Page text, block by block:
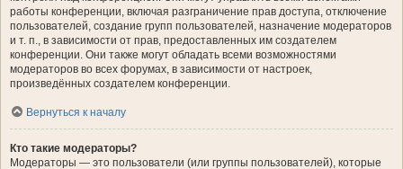
работы конференции, включая разграничение прав доступа, отключение
пользователей, создание групп пользователей, назначение модераторов
и т. п., в зависимости от прав, предоставленных им создателем
конференции. Они также могут обладать всеми возможностями
модераторов во всех форумах, в зависимости от настроек,
произведённых создателем конференции.
Вернуться к началу
Кто такие модераторы?
Модераторы — это пользователи (или группы пользователей), которые